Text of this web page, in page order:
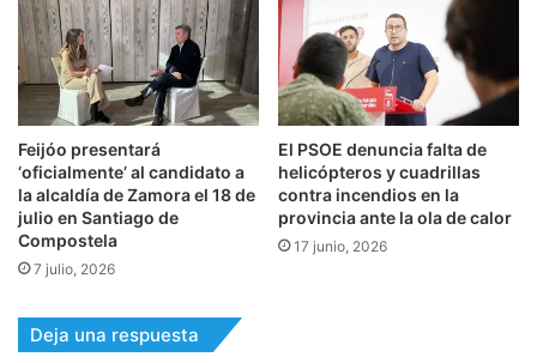
Feijóo presentará
‘oficialmente’ al candidato a
la alcaldía de Zamora el 18 de
julio en Santiago de
Compostela
7 julio, 2026
El PSOE denuncia falta de
helicópteros y cuadrillas
contra incendios en la
provincia ante la ola de calor
17 junio, 2026
Deja una respuesta